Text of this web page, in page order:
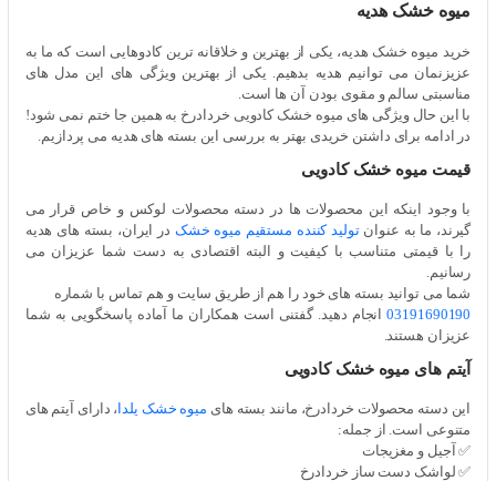
میوه خشک هدیه
خرید میوه خشک هدیه، یکی از بهترین و خلاقانه ترین کادوهایی است که ما به
عزیزنمان می توانیم هدیه بدهیم. یکی از بهترین ویژگی های این مدل های
مناسبتی سالم و مقوی بودن آن ها است.
با این حال ویژگی های میوه خشک کادویی خردادرخ به همین جا ختم نمی شود!
در ادامه برای داشتن خریدی بهتر به بررسی این بسته های هدیه می پردازیم.
قیمت میوه خشک کادویی
با وجود اینکه این محصولات ها در دسته محصولات لوکس و خاص قرار می
گیرند، ما به عنوانتولید کننده مستقیم میوه خشک در ایران، بسته های هدیه
را با قیمتی متناسب با کیفیت و البته اقتصادی به دست شما عزیزان می
رسانیم.
شما می توانید بسته های خود را هم از طریق سایت و هم تماس با شماره
03191690190انجام دهید. گفتنی است همکاران ما آماده پاسخگویی به شما
عزیزان هستند.
آیتم های میوه خشک کادویی
این دسته محصولات خردادرخ، مانند بسته های میوه خشک یلدا ، دارای آیتم های
متنوعی است. از جمله:
✅ آجیل و مغزیجات
✅ لواشک دست ساز خردادرخ